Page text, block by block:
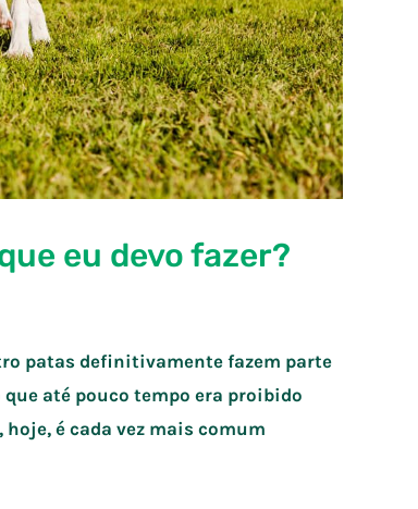
eu devo fazer?
patas definitivamente fazem parte
até pouco tempo era proibido
é cada vez mais comum